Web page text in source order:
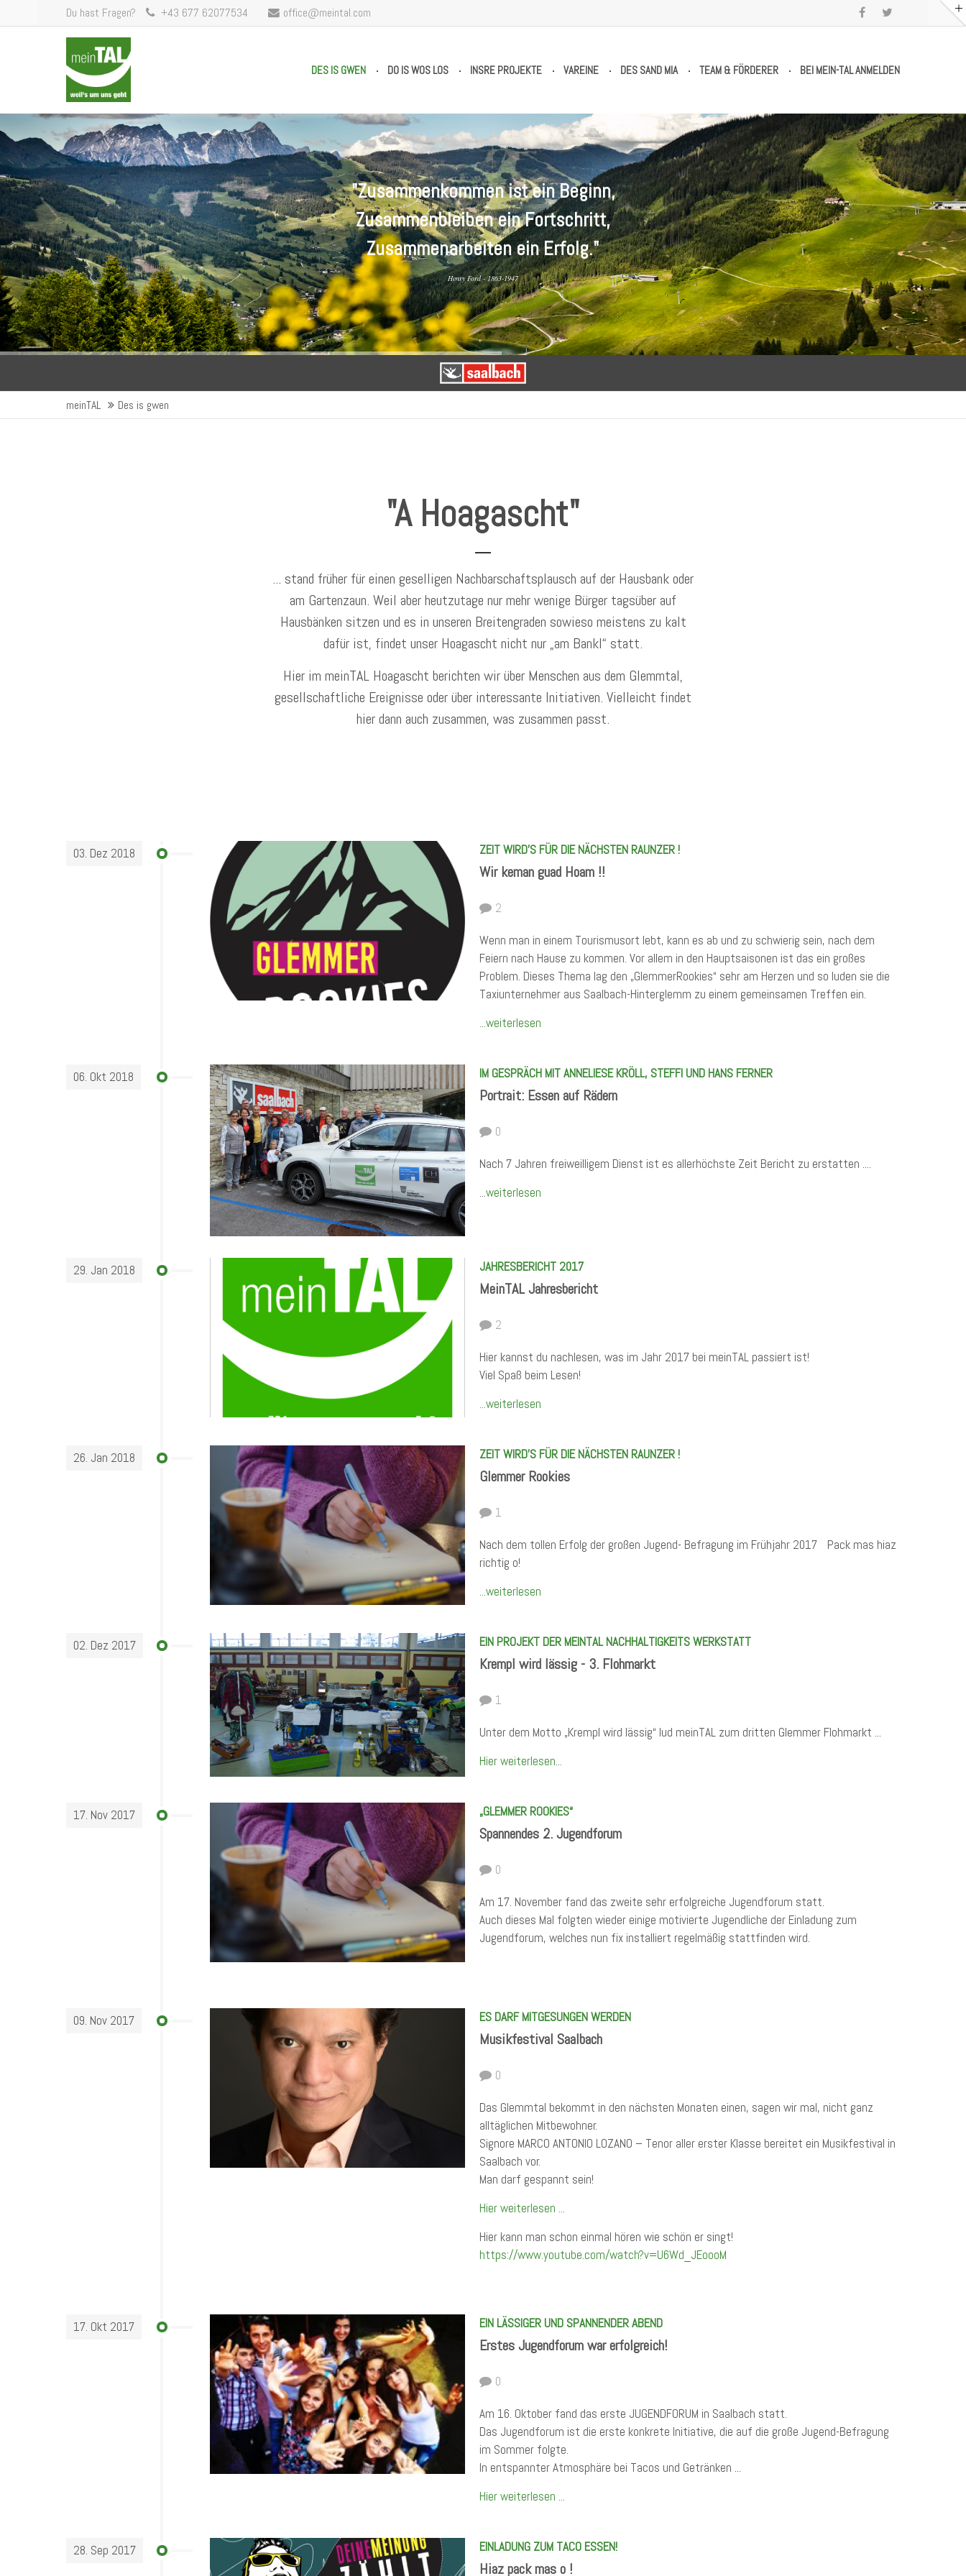
Du hast Fragen? +43 677 62077534 office@meintal.com
DES IS GWEN DO IS WOS LOS INSRE PROJEKTE VAREINE DES SAND MIA TEAM & FÖRDERER BEI MEIN-TAL ANMELDEN
"Zusammenkommen ist ein Beginn,
Zusammenbleiben ein Fortschritt,
Zusammenarbeiten ein Erfolg."
Henry Ford - 1863-1947
meinTAL Des is gwen
"A Hoagascht"
... stand früher für einen geselligen Nachbarschaftsplausch auf der Hausbank oder
am Gartenzaun. Weil aber heutzutage nur mehr wenige Bürger tagsüber auf
Hausbänken sitzen und es in unseren Breitengraden sowieso meistens zu kalt
dafür ist, findet unser Hoagascht nicht nur „am Bankl“ statt.
Hier im meinTAL Hoagascht berichten wir über Menschen aus dem Glemmtal,
gesellschaftliche Ereignisse oder über interessante Initiativen. Vielleicht findet
hier dann auch zusammen, was zusammen passt.
03. Dez 2018 ZEIT WIRD'S FÜR DIE NÄCHSTEN RAUNZER !
Wir keman guad Hoam !!
2
Wenn man in einem Tourismusort lebt, kann es ab und zu schwierig sein, nach dem
Feiern nach Hause zu kommen. Vor allem in den Hauptsaisonen ist das ein großes
Problem. Dieses Thema lag den „GlemmerRookies“ sehr am Herzen und so luden sie die
Taxiunternehmer aus Saalbach-Hinterglemm zu einem gemeinsamen Treffen ein.
...weiterlesen
06. Okt 2018 IM GESPRÄCH MIT ANNELIESE KRÖLL, STEFFI UND HANS FERNER
Portrait: Essen auf Rädern
0
Nach 7 Jahren freiweilligem Dienst ist es allerhöchste Zeit Bericht zu erstatten ....
...weiterlesen
29. Jan 2018 JAHRESBERICHT 2017
MeinTAL Jahresbericht
2
Hier kannst du nachlesen, was im Jahr 2017 bei meinTAL passiert ist!
Viel Spaß beim Lesen!
...weiterlesen
26. Jan 2018 ZEIT WIRD'S FÜR DIE NÄCHSTEN RAUNZER !
Glemmer Rookies
1
Nach dem tollen Erfolg der großen Jugend- Befragung im Frühjahr 2017 Pack mas hiaz
richtig o!
...weiterlesen
02. Dez 2017 EIN PROJEKT DER MEINTAL NACHHALTIGKEITS WERKSTATT
Krempl wird lässig - 3. Flohmarkt
1
Unter dem Motto „Krempl wird lässig“ lud meinTAL zum dritten Glemmer Flohmarkt ...
Hier weiterlesen...
17. Nov 2017 „GLEMMER ROOKIES“
Spannendes 2. Jugendforum
0
Am 17. November fand das zweite sehr erfolgreiche Jugendforum statt.
Auch dieses Mal folgten wieder einige motivierte Jugendliche der Einladung zum
Jugendforum, welches nun fix installiert regelmäßig stattfinden wird.
09. Nov 2017 ES DARF MITGESUNGEN WERDEN
Musikfestival Saalbach
0
Das Glemmtal bekommt in den nächsten Monaten einen, sagen wir mal, nicht ganz
alltäglichen Mitbewohner.
Signore MARCO ANTONIO LOZANO – Tenor aller erster Klasse bereitet ein Musikfestival in
Saalbach vor.
Man darf gespannt sein!
Hier weiterlesen ...
Hier kann man schon einmal hören wie schön er singt!
https://www.youtube.com/watch?v=U6Wd_JEoooM
17. Okt 2017 EIN LÄSSIGER UND SPANNENDER ABEND
Erstes Jugendforum war erfolgreich!
0
Am 16. Oktober fand das erste JUGENDFORUM in Saalbach statt.
Das Jugendforum ist die erste konkrete Initiative, die auf die große Jugend-Befragung
im Sommer folgte.
In entspannter Atmosphäre bei Tacos und Getränken ...
Hier weiterlesen ...
28. Sep 2017 EINLADUNG ZUM TACO ESSEN!
Hiaz pack mas o !